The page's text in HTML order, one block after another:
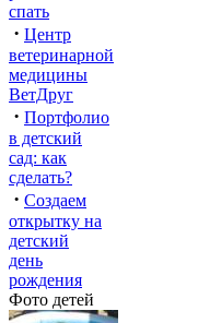
спать
· Центр
ветеринарной
медицины
ВетДруг
· Портфолио
в детский
сад: как
сделать?
· Создаем
открытку на
детский
день
рождения
Фото детей